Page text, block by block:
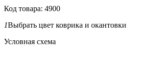
Код товара: 4900
1Выбрать цвет коврика и окантовки
Условная схема